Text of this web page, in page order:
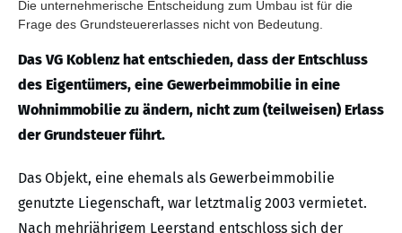
Die unternehmerische Entscheidung zum Umbau ist für die
Frage des Grundsteuererlasses nicht von Bedeutung.
Das VG Koblenz hat entschieden, dass der Entschluss
des Eigentümers, eine Gewerbeimmobilie in eine
Wohnimmobilie zu ändern, nicht zum (teilweisen) Erlass
der Grundsteuer führt.
Das Objekt, eine ehemals als Gewerbeimmobilie
genutzte Liegenschaft, war letztmalig 2003 vermietet.
Nach mehrjährigem Leerstand entschloss sich der